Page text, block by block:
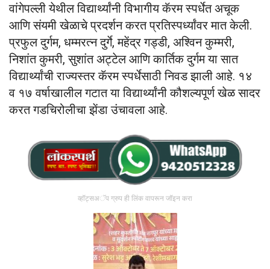
वांगेपल्ली येथील विद्यार्थ्यांनी विभागीय कॅरम स्पर्धेत अचूक
आणि संयमी खेळाचे प्रदर्शन करत प्रतिस्पर्ध्यांवर मात केली.
प्रफुल दुर्गम, धम्मरत्न दुर्गे, महेंद्र गड्डी, अश्विन कुम्मरी,
निशांत कुमरी, सुशांत अट्टेल आणि कार्तिक दुर्गम या सात
विद्यार्थ्यांची राज्यस्तर कॅरम स्पर्धेसाठी निवड झाली आहे. १४
व १७ वर्षाखालील गटात या विद्यार्थ्यांनी कौशल्यपूर्ण खेळ सादर
करत गडचिरोलीचा झेंडा उंचावला आहे.
व्हॉट्सअॅप ग्रुप ही लिंक वापरून जॉइन करा